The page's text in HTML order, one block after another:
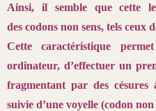
Ainsi, il semble que cette
des codons non sens, tels ceux
Cette caractéristique
ordinateur, d’effectuer un
fragmentant par des
suivie d’une voyelle (codon non